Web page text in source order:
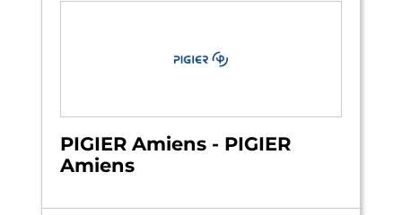
PIGIER Amiens - PIGIER
Amiens